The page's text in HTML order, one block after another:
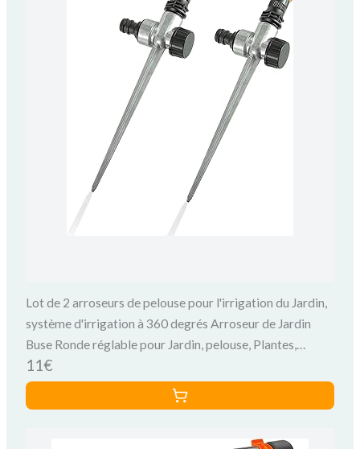
Lot de 2 arroseurs de pelouse pour l'irrigation du Jardin,
système d'irrigation à 360 degrés Arroseur de Jardin
Buse Ronde réglable pour Jardin, pelouse, Plantes,
arroseur de pelouse Petite Surface
11€